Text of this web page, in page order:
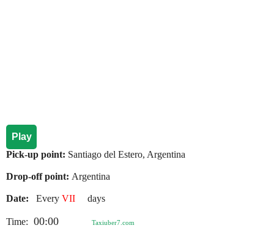
Play
Pick-up point: Santiago del Estero, Argentina
Drop-off point: Argentina
Date: Every VII days
Time: 00:00 Taxiuber7.com